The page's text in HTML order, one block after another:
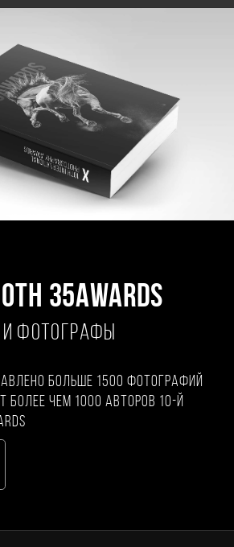
35AWARDS
ФОТОГРАФЫ
больше 1500 фотографий
более чем 1000 авторов 10-й